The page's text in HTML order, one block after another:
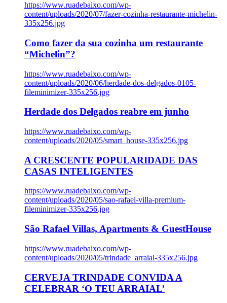
https://www.ruadebaixo.com/wp-
content/uploads/2020/07/fazer-cozinha-restaurante-michelin-
335x256.jpg
Como fazer da sua cozinha um restaurante
“Michelin”?
https://www.ruadebaixo.com/wp-
content/uploads/2020/06/herdade-dos-delgados-0105-
fileminimizer-335x256.jpg
Herdade dos Delgados reabre em junho
https://www.ruadebaixo.com/wp-
content/uploads/2020/05/smart_house-335x256.jpg
A CRESCENTE POPULARIDADE DAS
CASAS INTELIGENTES
https://www.ruadebaixo.com/wp-
content/uploads/2020/05/sao-rafael-villa-premium-
fileminimizer-335x256.jpg
São Rafael Villas, Apartments & GuestHouse
https://www.ruadebaixo.com/wp-
content/uploads/2020/05/trindade_arraial-335x256.jpg
CERVEJA TRINDADE CONVIDA A
CELEBRAR ‘O TEU ARRAIAL’